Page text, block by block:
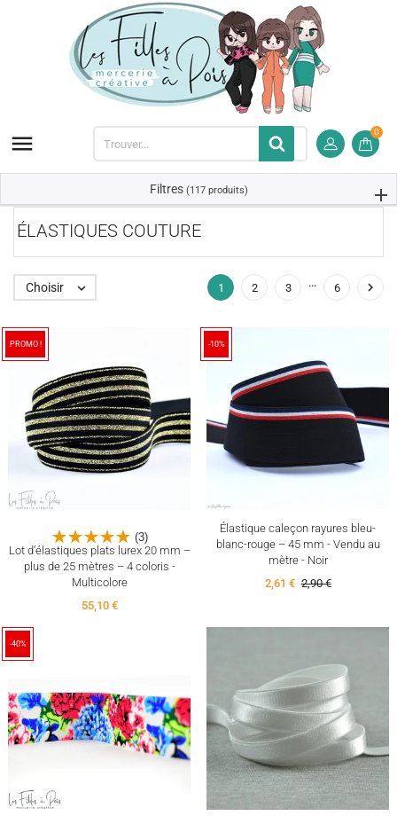
 0
Filtres (117 produits)
ÉLASTIQUES COUTURE
Choisir  1 2 3 … 6 
PROMO !
(3)
Lot d’élastiques plats lurex 20 mm –
plus de 25 mètres – 4 coloris -
Multicolore
55,10 €
-10%
Élastique caleçon rayures bleu-
blanc-rouge – 45 mm - Vendu au
mètre - Noir
2,61 € 2,90 €
-40%